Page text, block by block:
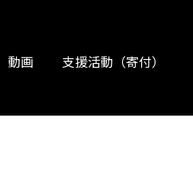
動画 支援活動（寄付）